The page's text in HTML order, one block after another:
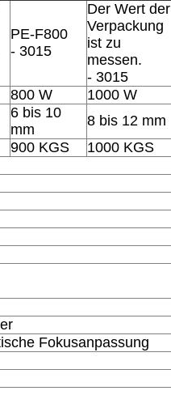
PE-F800
- 3015
Der Wert der
Verpackung
ist zu
messen.
- 3015
800 W 1000 W
6 bis 10
mm
8 bis 12 mm
900 KGS 1000 KGS
Fokusanpassung